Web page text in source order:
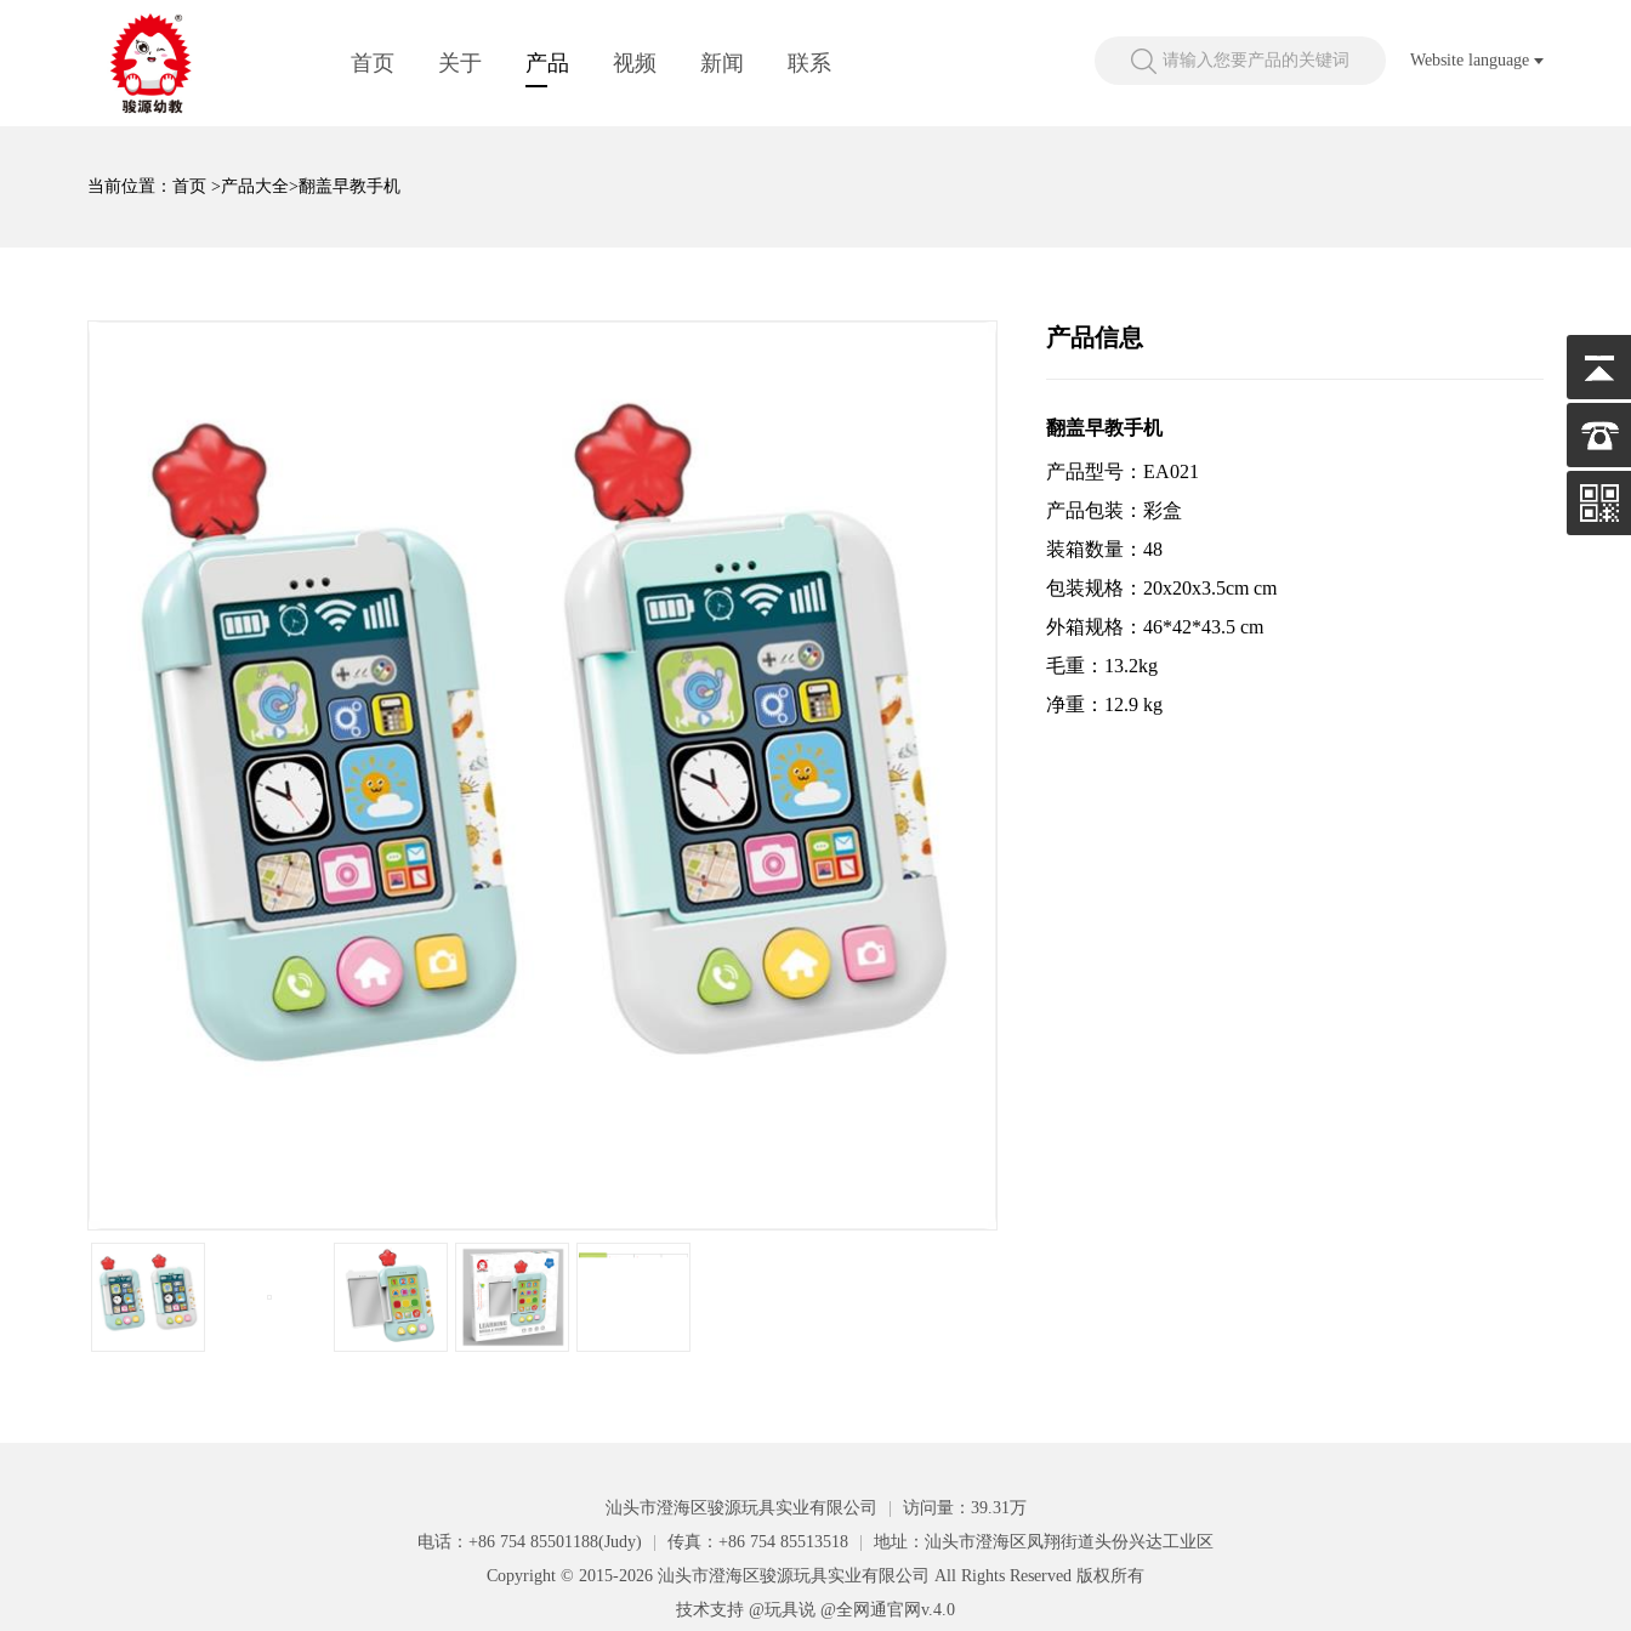
首页 关于 产品 视频 新闻 联系 请输入您要产品的关键词 Website language
当前位置： 首页 >产品大全>翻盖早教手机
产品信息
翻盖早教手机
产品型号：EA021
产品包装：彩盒
装箱数量：48
包装规格：20x20x3.5cm cm
外箱规格：46*42*43.5 cm
毛重：13.2kg
净重：12.9 kg
汕头市澄海区骏源玩具实业有限公司
访问量：39.31万
电话：+86 754 85501188(Judy)
传真：+86 754 85513518
地址：汕头市澄海区凤翔街道头份兴达工业区
Copyright © 2015-2026 汕头市澄海区骏源玩具实业有限公司 All Rights Reserved 版权所有
技术支持 @玩具说 @全网通官网v.4.0